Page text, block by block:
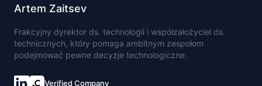
Artem Zaitsev
Frakcyjny dyrektor ds. technologii i współzałożyciel ds.
technicznych, który pomaga ambitnym zespołom
podejmować pewne decyzje technologiczne.
Verified Company